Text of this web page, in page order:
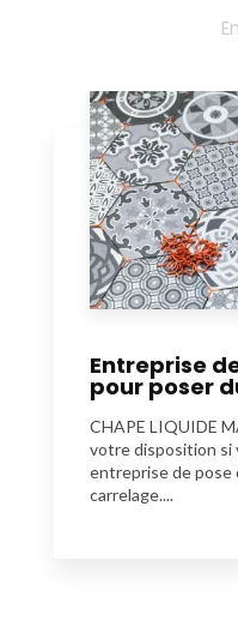
Entreprise
pour poser
CHAPE LIQUIDE
votre disposition si
entreprise de pose
carrelage....